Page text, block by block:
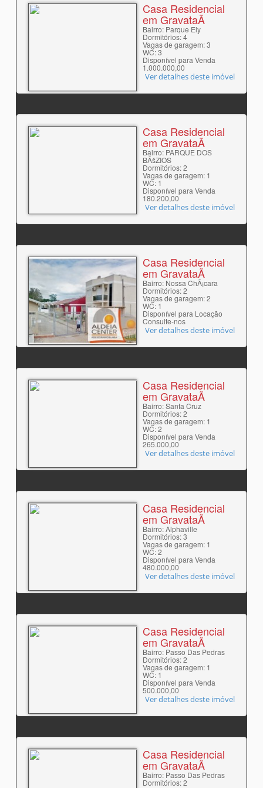
Casa Residencial
em GravataÃ­
Bairro: Parque Ely
Dormitórios: 4
Vagas de garagem: 3
WC: 3
Disponível para Venda
1.000.000,00
Ver detalhes deste imóvel
Casa Residencial
em GravataÃ­
Bairro: PARQUE DOS
BÃšZIOS
Dormitórios: 2
Vagas de garagem: 1
WC: 1
Disponível para Venda
180.200,00
Ver detalhes deste imóvel
Casa Residencial
em GravataÃ­
Bairro: Nossa ChÃ¡cara
Dormitórios: 2
Vagas de garagem: 2
WC: 1
Disponível para Locação
Consulte-nos
Ver detalhes deste imóvel
Casa Residencial
em GravataÃ­
Bairro: Santa Cruz
Dormitórios: 2
Vagas de garagem: 1
WC: 2
Disponível para Venda
265.000,00
Ver detalhes deste imóvel
Casa Residencial
em GravataÃ­
Bairro: Alphaville
Dormitórios: 3
Vagas de garagem: 1
WC: 2
Disponível para Venda
480.000,00
Ver detalhes deste imóvel
Casa Residencial
em GravataÃ­
Bairro: Passo Das Pedras
Dormitórios: 2
Vagas de garagem: 1
WC: 1
Disponível para Venda
500.000,00
Ver detalhes deste imóvel
Casa Residencial
em GravataÃ­
Bairro: Passo Das Pedras
Dormitórios: 2